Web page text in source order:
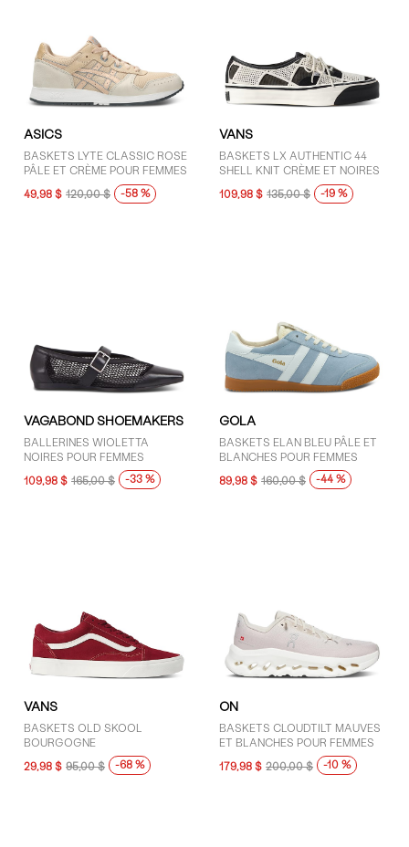
ASICS
BASKETS LYTE CLASSIC ROSE
PÂLE ET CRÈME POUR FEMMES
49,98 $ 120,00 $ -58 %
VANS
BASKETS LX AUTHENTIC 44
SHELL KNIT CRÈME ET NOIRES
109,98 $ 135,00 $ -19 %
VAGABOND SHOEMAKERS
BALLERINES WIOLETTA
NOIRES POUR FEMMES
109,98 $ 165,00 $ -33 %
GOLA
BASKETS ELAN BLEU PÂLE ET
BLANCHES POUR FEMMES
89,98 $ 160,00 $ -44 %
VANS
BASKETS OLD SKOOL
BOURGOGNE
29,98 $ 95,00 $ -68 %
ON
BASKETS CLOUDTILT MAUVES
ET BLANCHES POUR FEMMES
179,98 $ 200,00 $ -10 %